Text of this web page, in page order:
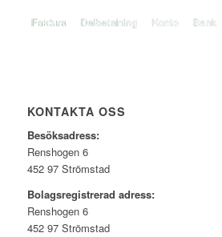
KONTAKTA OSS
Besöksadress:
Renshogen 6
452 97 Strömstad
Bolagsregistrerad adress:
Renshogen 6
452 97 Strömstad